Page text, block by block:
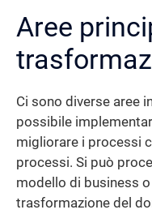
Aree
Ci sono diverse aree
possibile
migliorare i processi
processi. Si può
modello di business
trasformazione del